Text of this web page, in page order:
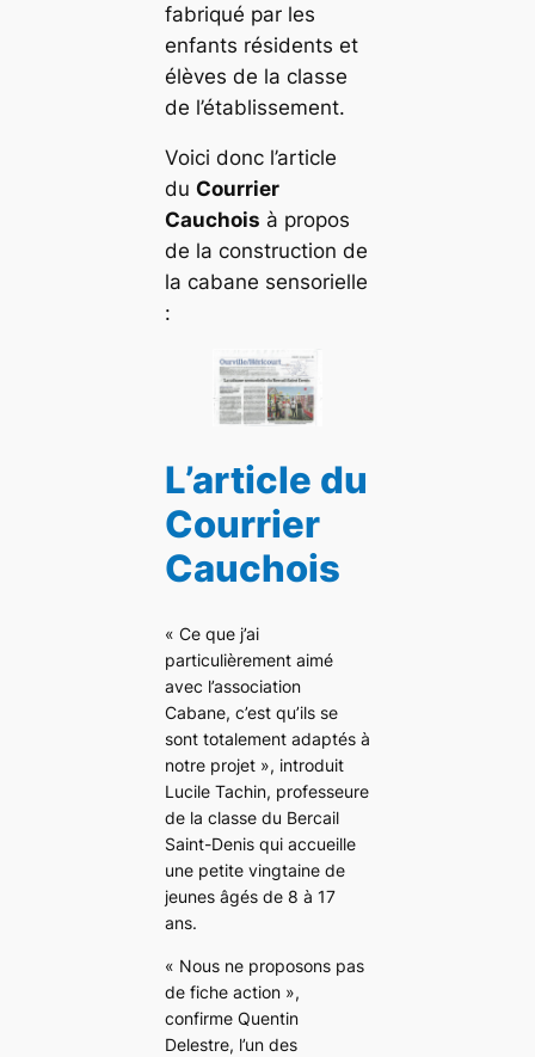
fabriqué par les
enfants résidents et
élèves de la classe
de l’établissement.
Voici donc l’article
du Courrier
Cauchois à propos
de la construction de
la cabane sensorielle
:
L’article du
Courrier
Cauchois
« Ce que j’ai
particulièrement aimé
avec l’association
Cabane, c’est qu’ils se
sont totalement adaptés à
notre projet », introduit
Lucile Tachin, professeure
de la classe du Bercail
Saint-Denis qui accueille
une petite vingtaine de
jeunes âgés de 8 à 17
ans.
« Nous ne proposons pas
de fiche action »,
confirme Quentin
Delestre, l’un des